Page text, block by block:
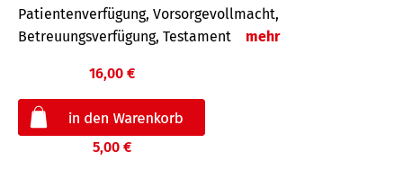
Patientenverfügung, Vorsorgevollmacht,
Betreuungsverfügung, Testament
mehr
16,00 €
5,00 €